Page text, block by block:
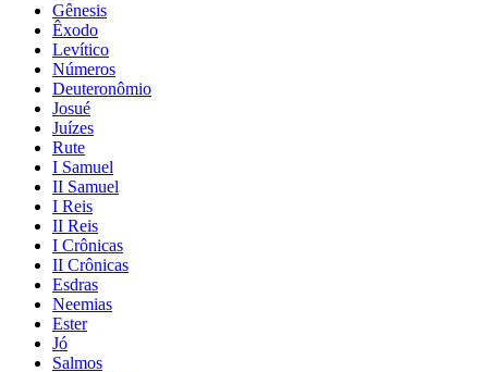
Gênesis
Êxodo
Levítico
Números
Deuteronômio
Josué
Juízes
Rute
I Samuel
II Samuel
I Reis
II Reis
I Crônicas
II Crônicas
Esdras
Neemias
Ester
Jó
Salmos